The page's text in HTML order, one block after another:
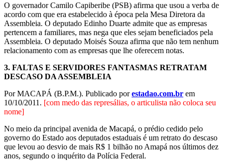
O governador Camilo Capiberibe (PSB) afirma que usou a verba de
acordo com que era estabelecido à época pela Mesa Diretora da
Assembleia. O deputado Edinho Duarte admite que as empresas
pertencem a familiares, mas nega que eles sejam beneficiados pela
Assembleia. O deputado Moisés Souza afirma que não tem nenhum
relacionamento com as empresas que lhe oferecem notas.
3. FALTAS E SERVIDORES FANTASMAS RETRATAM
DESCASO DA ASSEMBLEIA
Por MACAPÁ (B.P.M.). Publicado porestadao.com.br em
10/10/2011. [com medo das represálias, o articulista não coloca seu
nome]
No meio da principal avenida de Macapá, o prédio cedido pelo
governo do Estado aos deputados estaduais é um retrato do descaso
que levou ao desvio de mais R$ 1 bilhão no Amapá nos últimos dez
anos, segundo o inquérito da Polícia Federal.